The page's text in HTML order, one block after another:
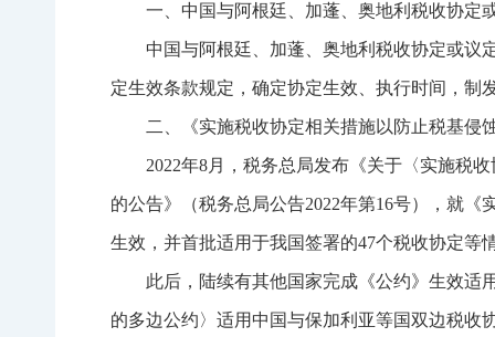
一、中国与阿根廷、加蓬、奥地利税收协定
中国与阿根廷、加蓬、奥地利税收协定或议
定生效条款规定，确定协定生效、执行时间，制
二、《实施税收协定相关措施以防止税基侵
2022年8月，税务总局发布《关于〈实施税
的公告》（税务总局公告2022年第16号），就
生效，并首批适用于我国签署的47个税收协定等
此后，陆续有其他国家完成《公约》生效适
的多边公约〉适用中国与保加利亚等国双边税收